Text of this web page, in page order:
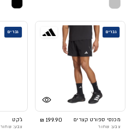
גברים
מכנסי ספורט קצרים 199.90 ₪
צבע: שחור
גברים
ג'קט
צבע: שחור